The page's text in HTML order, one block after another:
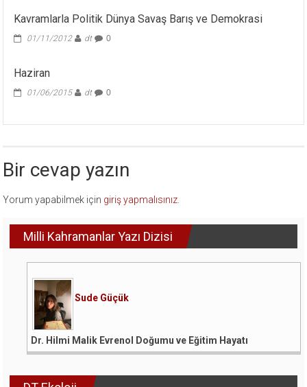
Kavramlarla Politik Dünya Savaş Barış ve Demokrasi
01/11/2012 dt 0
Haziran
01/06/2015 dt 0
Bir cevap yazın
Yorum yapabilmek için giriş yapmalısınız
Milli Kahramanlar Yazı Dizisi
Sude Güçük
Dr. Hilmi Malik Evrenol Doğumu ve Eğitim Hayatı